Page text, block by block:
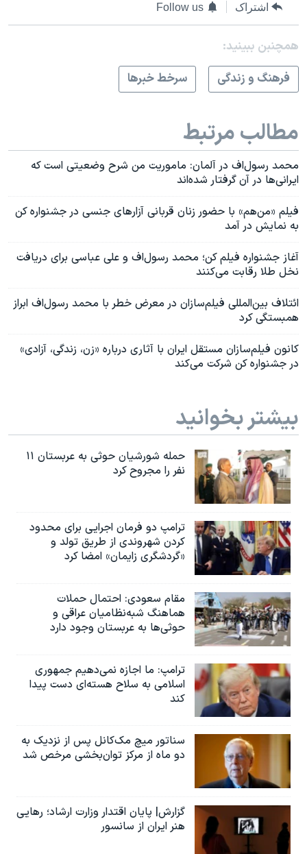
اشتراک Follow us
همچنبن ببینید:
فرهنگ و زندگی
سرخط خبرها
مطالب مرتبط
محمد رسول‌اف در آلمان: ماموریت من شرح وضعیتی است که
ایرانی‌ها در آن گرفتار شده‌اند
فیلم «من‌‌هم» با حضور زنان قربانی آزارهای جنسی در جشنواره کن
به نمایش در آمد
آغاز جشنواره فیلم کن؛ محمد رسول‌اف و علی عباسی برای دریافت
نخل طلا رقابت می‌کنند
ائتلاف بین‌المللی فیلم‌سازان در معرض خطر با محمد رسول‌اف ابراز
همبستگی کرد
کانون فیلم‌سازان مستقل ایران با آثاری درباره «زن، زندگی، آزادی»
در جشنواره کن شرکت می‌کند
بیشتر بخوانید
حمله شورشیان حوثی به عربستان ۱۱
نفر را مجروح کرد
ترامپ دو فرمان اجرایی برای محدود
کردن شهروندی از طریق تولد و
«گردشگری زایمان» امضا کرد
مقام سعودی: احتمال حملات
هماهنگ شبه‌نظامیان عراقی و
حوثی‌ها به عربستان وجود دارد
ترامپ: ما اجازه نمی‌دهیم جمهوری
اسلامی به سلاح هسته‌ای دست پیدا
کند
سناتور میچ مک‌کانل پس از نزدیک به
دو ماه از مرکز توان‌بخشی مرخص شد
گزارش| پایان اقتدار وزارت ارشاد؛ رهایی
هنر ایران از سانسور